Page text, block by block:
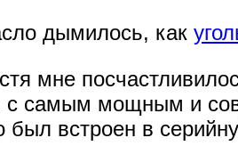
дымилось, как
мне
с самым мощным и
был встроен в